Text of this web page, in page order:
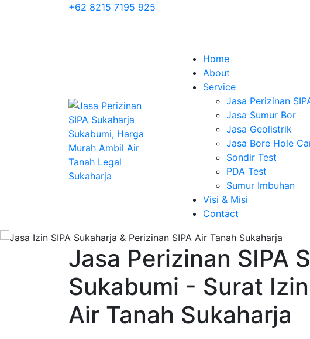
+62 8215 7195 925
Home
About
Service
Jasa Perizinan
Jasa Sumur Bor
Jasa Geolistrik
Jasa Bore Hole
Sondir Test
PDA Test
Sumur Imbuhan
Visi & Misi
Contact
Jasa Perizinan SIPA
Sukabumi - Surat
Air Tanah Sukaharja